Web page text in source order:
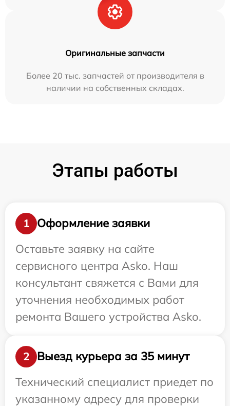
Оригинальные запчасти
Более 20 тыс. запчастей от производителя в
наличии на собственных складах.
Этапы работы
1
Оформление заявки
Оставьте заявку на сайте
сервисного центра Asko. Наш
консультант свяжется с Вами для
уточнения необходимых работ
ремонта Вашего устройства Asko.
2
Выезд курьера за 35 минут
Технический специалист приедет по
указанному адресу для проверки